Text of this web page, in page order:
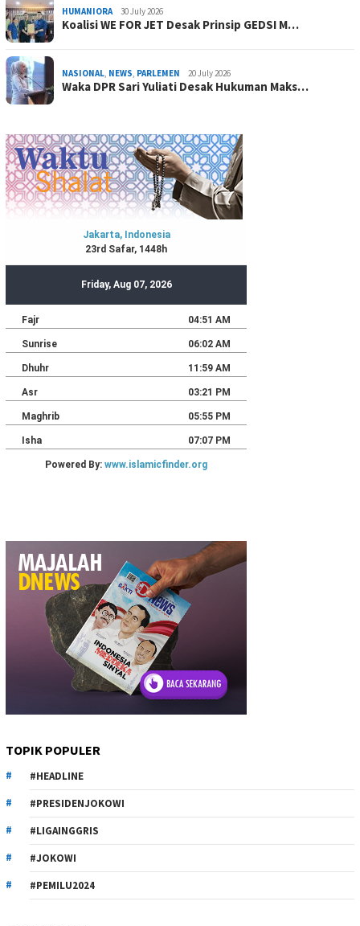
HUMANIORA 30 July 2026
Koalisi WE FOR JET Desak Prinsip GEDSI M…
NASIONAL, NEWS, PARLEMEN 20 July 2026
Waka DPR Sari Yuliati Desak Hukuman Maks…
TOPIK POPULER
#HEADLINE
#PRESIDENJOKOWI
#LIGAINGGRIS
#JOKOWI
#PEMILU2024